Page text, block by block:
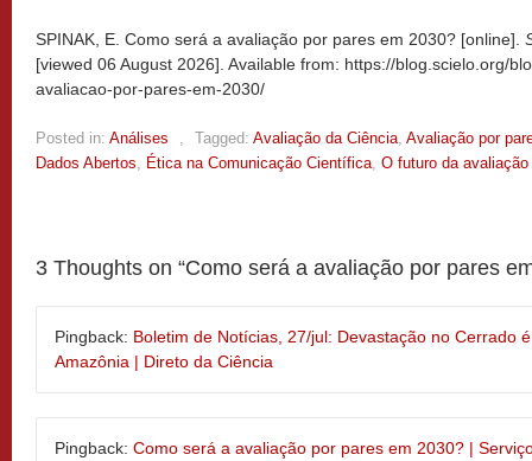
SPINAK, E. Como será a avaliação por pares em 2030? [online].
[viewed 06 August 2026]. Available from: https://blog.scielo.org/
avaliacao-por-pares-em-2030/
Posted in: Análises Tagged: Avaliação da Ciência Avaliação por
Dados Abertos
Ética na Comunicação Científica O futuro da avaliação
3 Thoughts on “Como será a avaliação por pares
Pingback: Boletim de Notícias, 27/jul: Devastação no Cerrado
Amazônia | Direto da Ciência
Pingback: Como será a avaliação por pares em 2030? |